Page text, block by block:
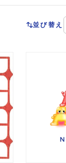
並び替え